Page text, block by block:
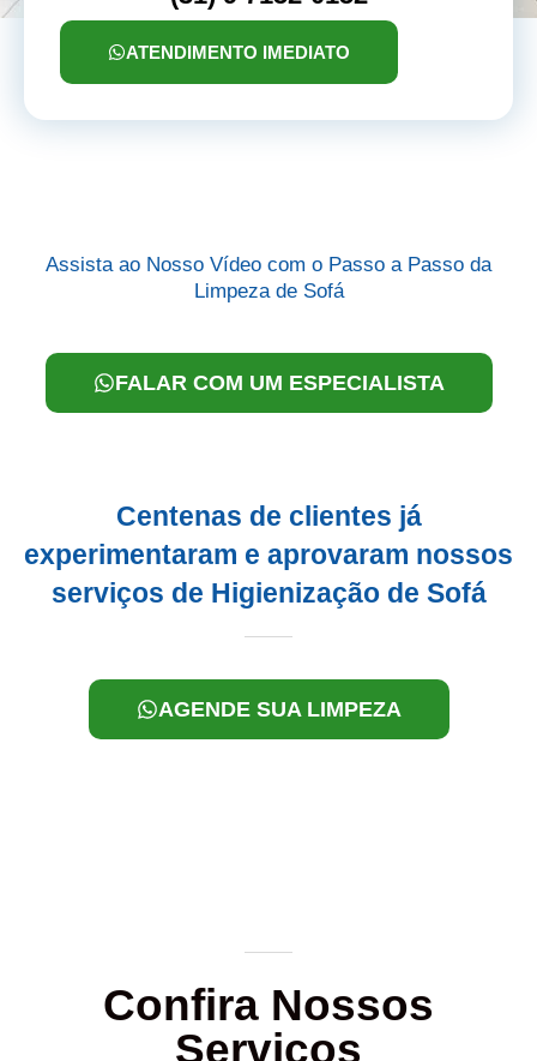
ATENDIMENTO IMEDIATO
Assista ao Nosso Vídeo com o Passo a Passo da
Limpeza de Sofá
FALAR COM UM ESPECIALISTA
Centenas de clientes já
experimentaram e aprovaram nossos
serviços de Higienização de Sofá
AGENDE SUA LIMPEZA
Confira Nossos
Serviços